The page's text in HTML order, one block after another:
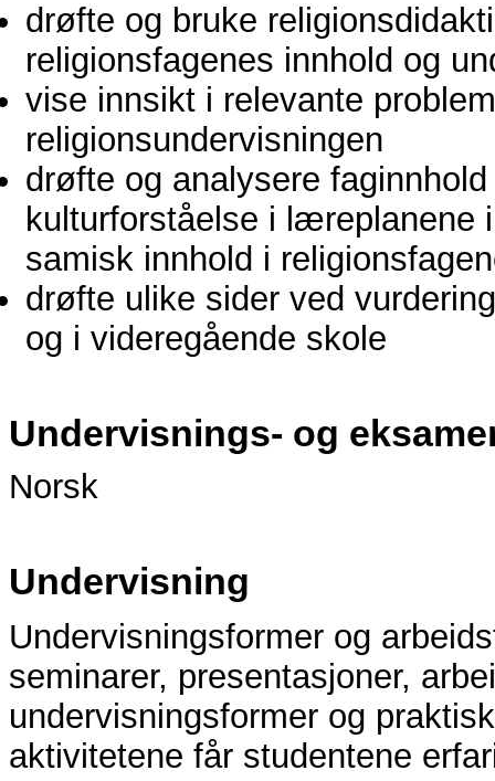
drøfte og bruke
religionsfagenes innhold og
vise innsikt i relevante
religionsundervisningen
drøfte og analysere
kulturforståelse i læreplanene
samisk innhold i
drøfte ulike sider ved
og i videregående skole
Undervisnings- og
Norsk
Undervisning
Undervisningsformer og
seminarer, presentasjoner,
undervisningsformer og
aktivitetene får studentene